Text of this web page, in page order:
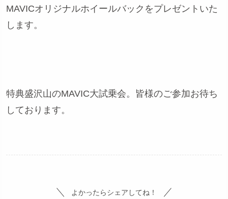
MAVICオリジナルホイールバックをプレゼントいた
します。
特典盛沢山のMAVIC大試乗会。皆様のご参加お待ち
しております。
よかったらシェアしてね！